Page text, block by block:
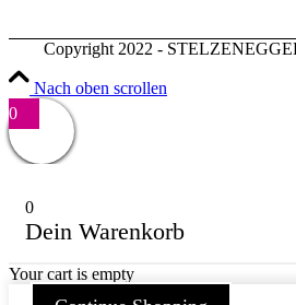
Copyright 2022 -
Nach oben scrollen
0
0
Dein Warenkorb
Your cart is empty